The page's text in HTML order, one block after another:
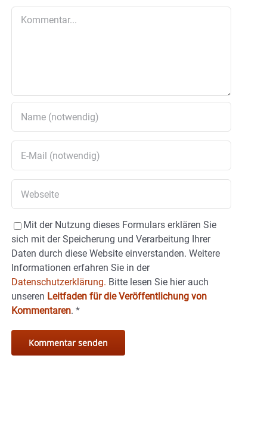
Mit der Nutzung dieses Formulars erklären Sie
sich mit der Speicherung und Verarbeitung Ihrer
Daten durch diese Website einverstanden. Weitere
Informationen erfahren Sie in der
Datenschutzerklärung. Bitte lesen Sie hier auch
unseren Leitfaden für die Veröffentlichung von
Kommentaren. *